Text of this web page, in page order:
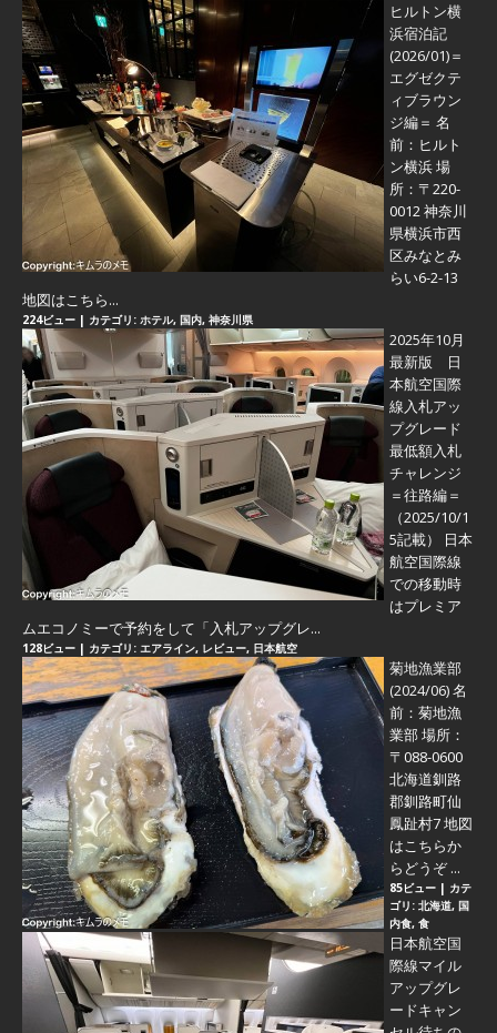
ヒルトン横
浜宿泊記
(2026/01)＝
エグゼクテ
ィブラウン
ジ編＝ 名
前：ヒルト
ン横浜 場
所：〒220-
0012 神奈川
県横浜市西
区みなとみ
らい6-2-13
地図はこちら...
224ビュー | カテゴリ: ホテル, 国内, 神奈川県
2025年10月
最新版 日
本航空国際
線入札アッ
プグレード
最低額入札
チャレンジ
＝往路編＝
（2025/10/1
5記載） 日本
航空国際線
での移動時
はプレミア
ムエコノミーで予約をして「入札アップグレ...
128ビュー | カテゴリ: エアライン, レビュー, 日本航空
菊地漁業部
(2024/06)名
前：菊地漁
業部 場所：
〒088-0600
北海道釧路
郡釧路町仙
鳳趾村7 地図
はこちらか
らどうぞ ...
85ビュー | カテ
ゴリ: 北海道, 国
内食, 食
日本航空国
際線マイル
アップグレ
ードキャン